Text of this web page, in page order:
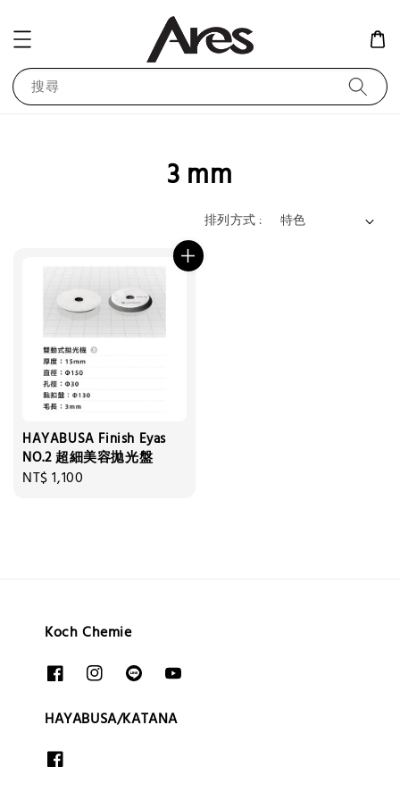
搜尋
3 mm
排列方式 :
HAYABUSA Finish Eyas
NO.2 超細美容拋光盤
Regular
NT$ 1,100
Koch Chemie
HAYABUSA/KATANA